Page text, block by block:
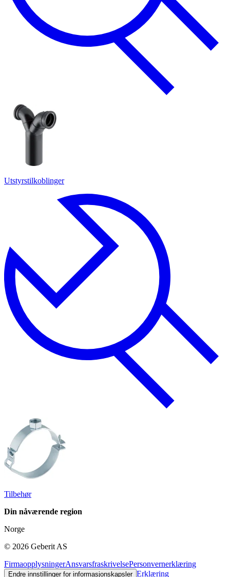
Utstyrstilkoblinger
Tilbehør
Din nåværende region
Norge
© 2026 Geberit AS
FirmaopplysningerAnsvarsfraskrivelsePersonvernerklæring
Endre innstillinger for informasjonskapsler Erklæring